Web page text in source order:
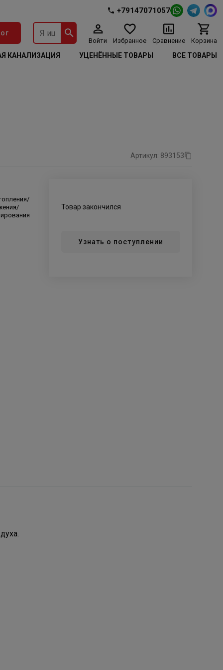
+79147071057
Войти Избранное Сравнение Корзина
КАНАЛИЗАЦИЯ УЦЕНЁННЫЕ ТОВАРЫ ВСЕ ТОВАРЫ
Артикул: 893153
Товар закончился
Узнать о поступлении